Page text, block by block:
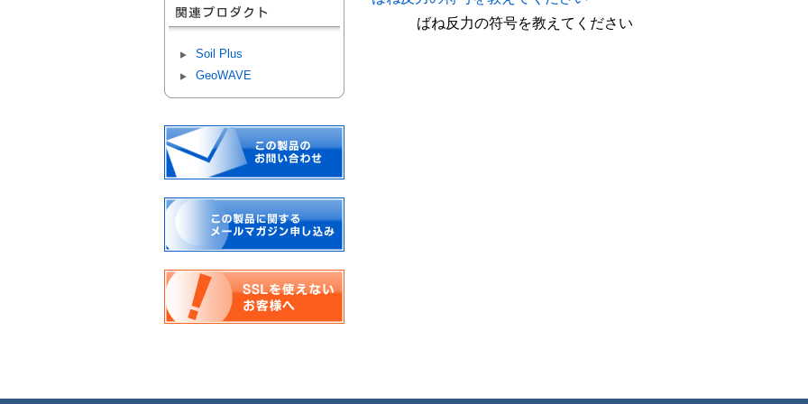
Soil Plus
GeoWAVE
ばね反力の符号を教えてください